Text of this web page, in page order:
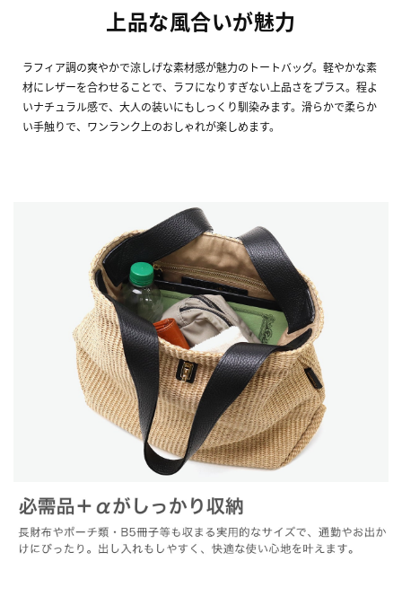
上品な風合いが魅力
ラフィア調の爽やかで涼しげな素材感が魅力のトートバッグ。軽やかな素
材にレザーを合わせることで、ラフになりすぎない上品さをプラス。程よ
いナチュラル感で、大人の装いにもしっくり馴染みます。滑らかで柔らか
い手触りで、ワンランク上のおしゃれが楽しめます。